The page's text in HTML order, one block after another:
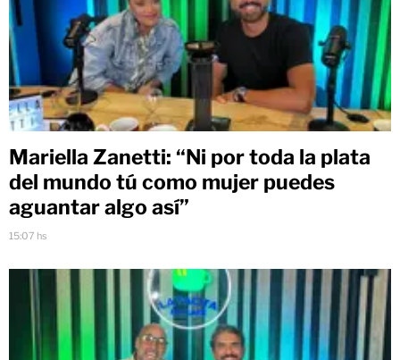
Mariella Zanetti: “Ni por toda la plata
del mundo tú como mujer puedes
aguantar algo así”
15:07 hs